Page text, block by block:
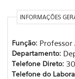
INFORMAÇÕES
Função: Professor
Departamento:
Telefone Direto:
Telefone do